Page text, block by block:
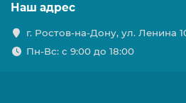
Наш адрес
г. Ростов-на-Дону, ул. Ленина
Пн-Вс: c 9:00 до 18:00